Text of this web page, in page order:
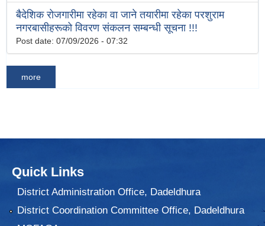
बैदेशिक रोजगारीमा रहेका वा जाने तयारीमा रहेका परशुराम
नगरबासीहरूको विवरण संकलन सम्बन्धी सूचना !!!
Post date: 07/09/2026 - 07:32
more
Quick Links
District Administration Office, Dadeldhura
District Coordination Committee Office, Dadeldhura